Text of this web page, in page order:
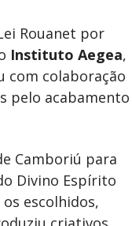
Rouanet por
Instituto Aegea,
com colaboração
pelo acabamento
Camboriú para
Divino Espírito
escolhidos,